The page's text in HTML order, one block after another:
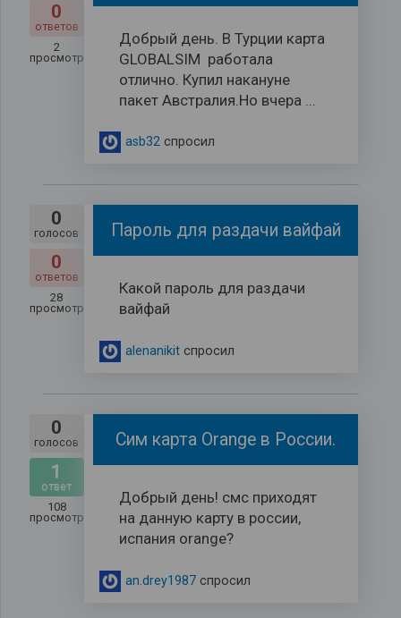
0
ответов
2
просмотров
Добрый день. В Турции карта
GLOBALSIM работала
отлично. Купил накануне
пакет Австралия.Но вчера ...
asb32спросил
0
голосов
0
ответов
28
просмотров
Пароль для раздачи вайфай
Какой пароль для раздачи
вайфай
alenanikitспросил
0
голосов
1
ответ
108
просмотров
Сим карта Orange в России.
Добрый день! смс приходят
на данную карту в россии,
испания orange?
an.drey1987спросил